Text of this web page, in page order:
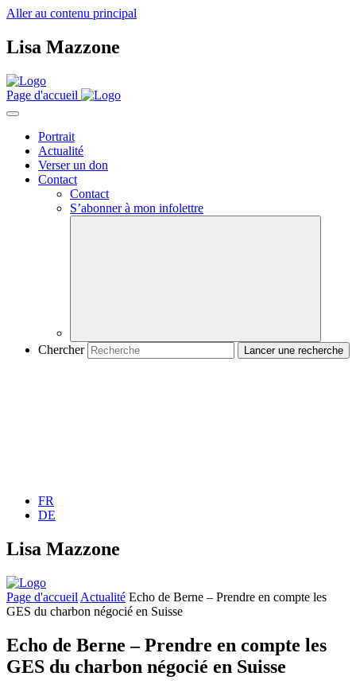
Aller au contenu principal
Lisa Mazzone
Page d'accueil
Portrait
Actualité
Verser un don
Contact
Contact
S’abonner à mon infolettre
Chercher
FR
DE
Lisa Mazzone
Page d'accueil Actualité Echo de Berne – Prendre en compte les
GES du charbon négocié en Suisse
Echo de Berne – Prendre en compte les
GES du charbon négocié en Suisse